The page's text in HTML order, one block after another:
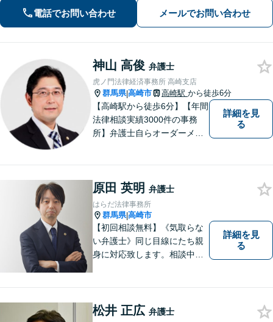
験・ノウハウを活かして共同して取り
組んでいきます。
電話でお問い合わせ メールでお問い合わせ
神山 高俊 弁護士
虎ノ門法律経済事務所 高崎支店
群馬県|高崎市 高崎駅 から徒歩6分
【高崎駅から徒歩6分】【年間
法律相談実績3000件の事務
所】弁護士自らオーダーメイ
とまずはご相談ください！
【土日祝日・夜間も対応可
能】
詳細を見
る
原田 英明 弁護士
はらだ法律事務所
群馬県|高崎市
【初回相談無料】《気取らな
い弁護士》同じ目線にたち親
身に対応致します。相談中も
い合わせください。
詳細を見
る
松井 正広 弁護士